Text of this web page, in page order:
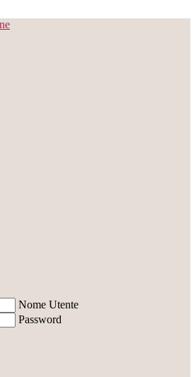
Nome Utente
Password